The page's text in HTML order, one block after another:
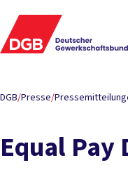
DGB/Presse/
Equal Pay